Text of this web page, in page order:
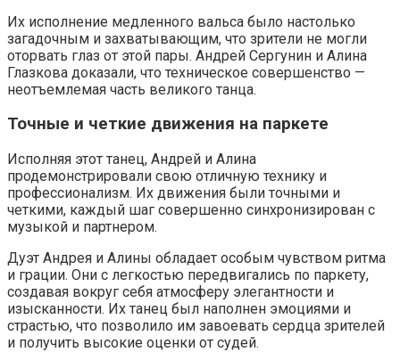
Их исполнение медленного вальса было настолько
загадочным и захватывающим, что зрители не могли
оторвать глаз от этой пары. Андрей Сергунин и Алина
Глазкова доказали, что техническое совершенство —
неотъемлемая часть великого танца.
Точные и четкие движения на паркете
Исполняя этот танец, Андрей и Алина
продемонстрировали свою отличную технику и
профессионализм. Их движения были точными и
четкими, каждый шаг совершенно синхронизирован с
музыкой и партнером.
Дуэт Андрея и Алины обладает особым чувством ритма
и грации. Они с легкостью передвигались по паркету,
создавая вокруг себя атмосферу элегантности и
изысканности. Их танец был наполнен эмоциями и
страстью, что позволило им завоевать сердца зрителей
и получить высокие оценки от судей.